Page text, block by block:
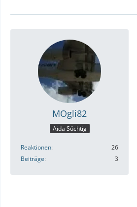
MOgli82
Aida Süchtig
Reaktionen
26
Beiträge
3